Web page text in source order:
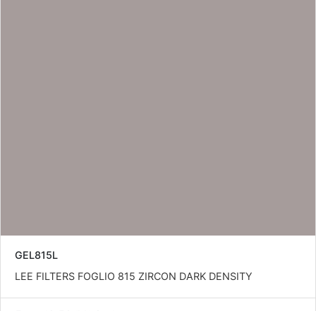
GEL815L
LEE FILTERS FOGLIO 815 ZIRCON DARK DENSITY